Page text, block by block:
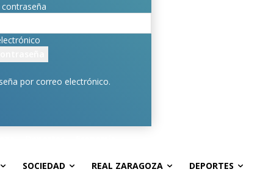
por correo electrónico.
SOCIEDAD REAL ZARAGOZA DEPORTES